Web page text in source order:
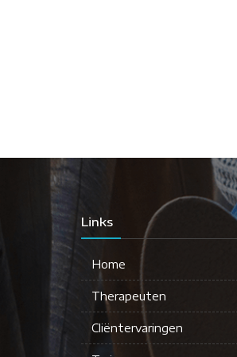
Links
Home
Therapeuten
Cliëntervaringen